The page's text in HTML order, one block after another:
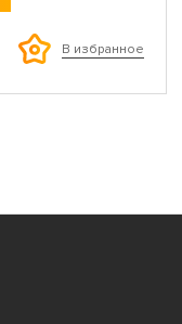
В избранное